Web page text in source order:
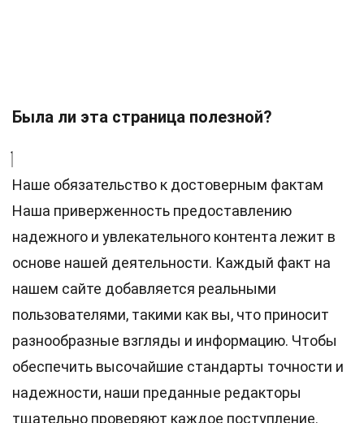
Была ли эта страница полезной?
Наше обязательство к достоверным фактам
Наша приверженность предоставлению
надежного и увлекательного контента лежит в
основе нашей деятельности. Каждый факт на
нашем сайте добавляется реальными
пользователями, такими как вы, что приносит
разнообразные взгляды и информацию. Чтобы
обеспечить высочайшие стандарты точности и
надежности, наши преданные редакторы
тщательно проверяют каждое поступление.